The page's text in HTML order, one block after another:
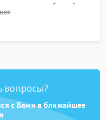
излишних вибраций,
под корпусом.
вопросы?
с Вами в ближайшее